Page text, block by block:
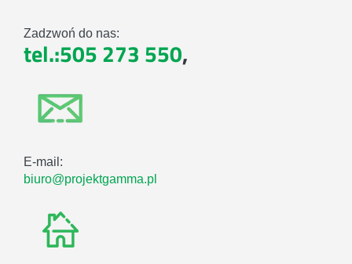
Zadzwoń do nas:
tel.:505 273 550,
E-mail:
biuro@projektgamma.pl